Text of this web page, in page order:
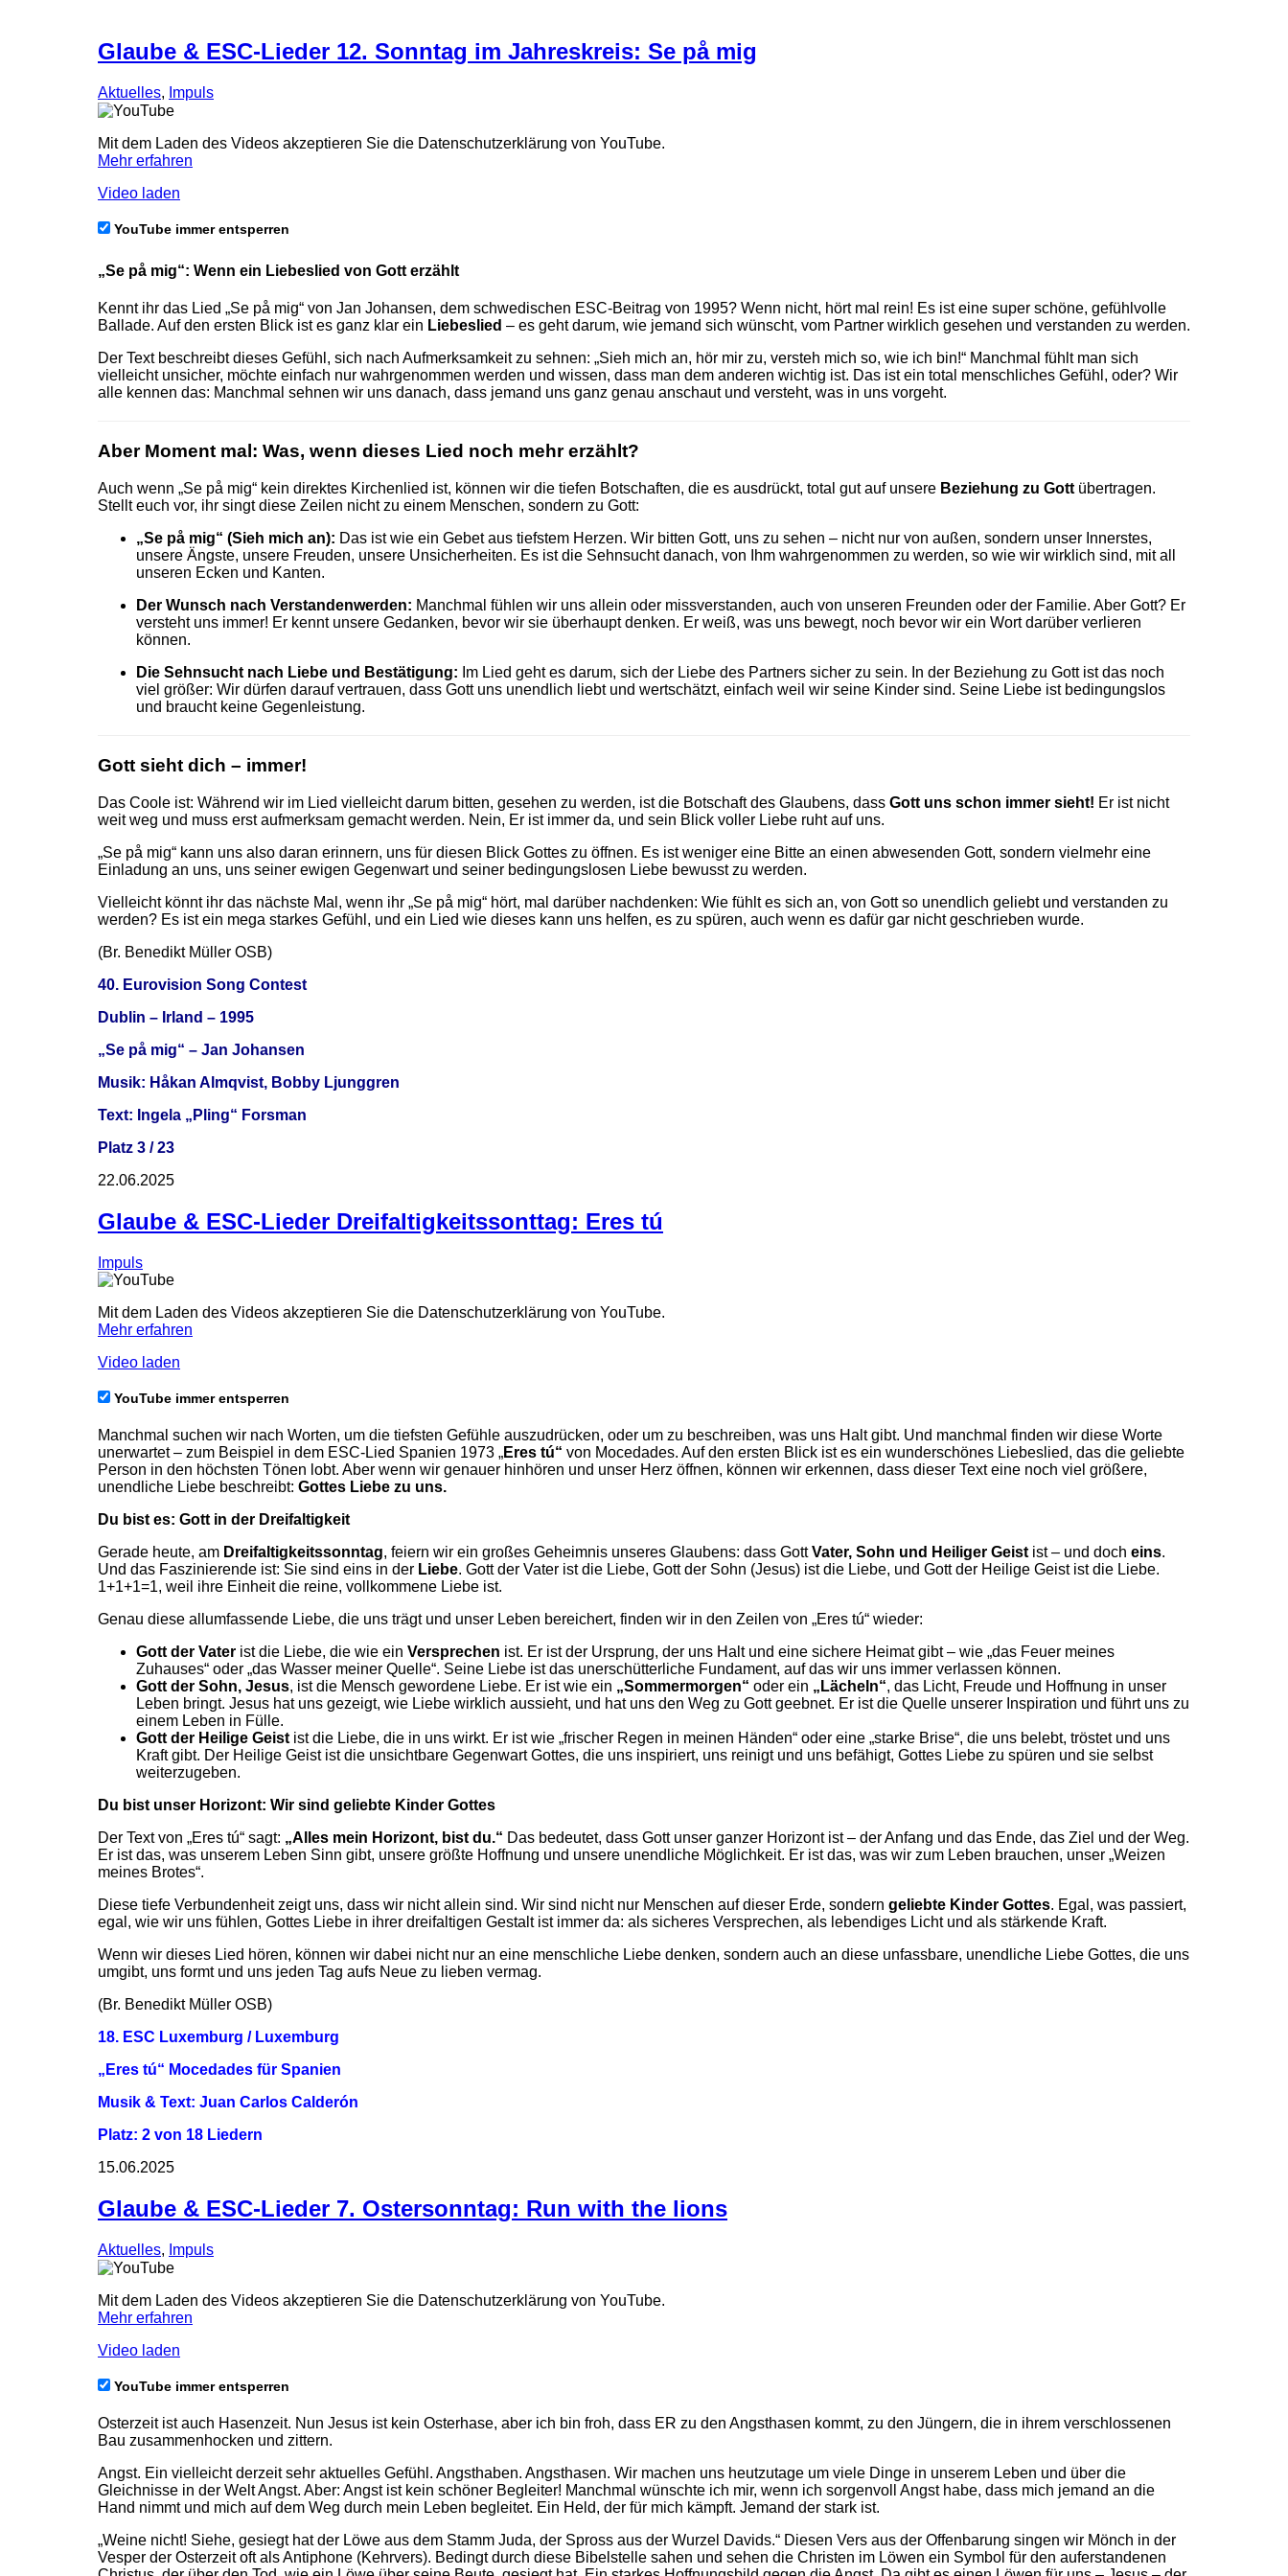
Glaube & ESC-Lieder 12. Sonntag im Jahreskreis: Se på mig
Aktuelles, Impuls
Mit dem Laden des Videos akzeptieren Sie die Datenschutzerklärung von YouTube.
Mehr erfahren
Video laden
YouTube immer entsperren
„Se på mig“: Wenn ein Liebeslied von Gott erzählt
Kennt ihr das Lied „Se på mig“ von Jan Johansen, dem schwedischen ESC-Beitrag von 1995? Wenn nicht, hört mal rein! Es ist eine super schöne, gefühlvolle
Ballade. Auf den ersten Blick ist es ganz klar ein Liebeslied – es geht darum, wie jemand sich wünscht, vom Partner wirklich gesehen und verstanden zu werden.
Der Text beschreibt dieses Gefühl, sich nach Aufmerksamkeit zu sehnen: „Sieh mich an, hör mir zu, versteh mich so, wie ich bin!“ Manchmal fühlt man sich
vielleicht unsicher, möchte einfach nur wahrgenommen werden und wissen, dass man dem anderen wichtig ist. Das ist ein total menschliches Gefühl, oder? Wir
alle kennen das: Manchmal sehnen wir uns danach, dass jemand uns ganz genau anschaut und versteht, was in uns vorgeht.
Aber Moment mal: Was, wenn dieses Lied noch mehr erzählt?
Auch wenn „Se på mig“ kein direktes Kirchenlied ist, können wir die tiefen Botschaften, die es ausdrückt, total gut auf unsere Beziehung zu Gott übertragen.
Stellt euch vor, ihr singt diese Zeilen nicht zu einem Menschen, sondern zu Gott:
„Se på mig“ (Sieh mich an): Das ist wie ein Gebet aus tiefstem Herzen. Wir bitten Gott, uns zu sehen – nicht nur von außen, sondern unser Innerstes,
unsere Ängste, unsere Freuden, unsere Unsicherheiten. Es ist die Sehnsucht danach, von Ihm wahrgenommen zu werden, so wie wir wirklich sind, mit all
unseren Ecken und Kanten.
Der Wunsch nach Verstandenwerden: Manchmal fühlen wir uns allein oder missverstanden, auch von unseren Freunden oder der Familie. Aber Gott? Er
versteht uns immer! Er kennt unsere Gedanken, bevor wir sie überhaupt denken. Er weiß, was uns bewegt, noch bevor wir ein Wort darüber verlieren
können.
Die Sehnsucht nach Liebe und Bestätigung: Im Lied geht es darum, sich der Liebe des Partners sicher zu sein. In der Beziehung zu Gott ist das noch
viel größer: Wir dürfen darauf vertrauen, dass Gott uns unendlich liebt und wertschätzt, einfach weil wir seine Kinder sind. Seine Liebe ist bedingungslos
und braucht keine Gegenleistung.
Gott sieht dich – immer!
Das Coole ist: Während wir im Lied vielleicht darum bitten, gesehen zu werden, ist die Botschaft des Glaubens, dass Gott uns schon immer sieht! Er ist nicht
weit weg und muss erst aufmerksam gemacht werden. Nein, Er ist immer da, und sein Blick voller Liebe ruht auf uns.
„Se på mig“ kann uns also daran erinnern, uns für diesen Blick Gottes zu öffnen. Es ist weniger eine Bitte an einen abwesenden Gott, sondern vielmehr eine
Einladung an uns, uns seiner ewigen Gegenwart und seiner bedingungslosen Liebe bewusst zu werden.
Vielleicht könnt ihr das nächste Mal, wenn ihr „Se på mig“ hört, mal darüber nachdenken: Wie fühlt es sich an, von Gott so unendlich geliebt und verstanden zu
werden? Es ist ein mega starkes Gefühl, und ein Lied wie dieses kann uns helfen, es zu spüren, auch wenn es dafür gar nicht geschrieben wurde.
(Br. Benedikt Müller OSB)
40. Eurovision Song Contest
Dublin – Irland – 1995
„Se på mig“ – Jan Johansen
Musik: Håkan Almqvist, Bobby Ljunggren
Text: Ingela „Pling“ Forsman
Platz 3 / 23
22.06.2025
Glaube & ESC-Lieder Dreifaltigkeitssonttag: Eres tú
Impuls
Mit dem Laden des Videos akzeptieren Sie die Datenschutzerklärung von YouTube.
Mehr erfahren
Video laden
YouTube immer entsperren
Manchmal suchen wir nach Worten, um die tiefsten Gefühle auszudrücken, oder um zu beschreiben, was uns Halt gibt. Und manchmal finden wir diese Worte
unerwartet – zum Beispiel in dem ESC-Lied Spanien 1973 „Eres tú“ von Mocedades. Auf den ersten Blick ist es ein wunderschönes Liebeslied, das die geliebte
Person in den höchsten Tönen lobt. Aber wenn wir genauer hinhören und unser Herz öffnen, können wir erkennen, dass dieser Text eine noch viel größere,
unendliche Liebe beschreibt: Gottes Liebe zu uns.
Du bist es: Gott in der Dreifaltigkeit
Gerade heute, am Dreifaltigkeitssonntag, feiern wir ein großes Geheimnis unseres Glaubens: dass GottVater, Sohn und Heiliger Geist ist – und doch eins.
Und das Faszinierende ist: Sie sind eins in der Liebe. Gott der Vater ist die Liebe, Gott der Sohn (Jesus) ist die Liebe, und Gott der Heilige Geist ist die Liebe.
1+1+1=1, weil ihre Einheit die reine, vollkommene Liebe ist.
Genau diese allumfassende Liebe, die uns trägt und unser Leben bereichert, finden wir in den Zeilen von „Eres tú“ wieder:
Gott der Vater ist die Liebe, die wie ein Versprechen ist. Er ist der Ursprung, der uns Halt und eine sichere Heimat gibt – wie „das Feuer meines
Zuhauses“ oder „das Wasser meiner Quelle“. Seine Liebe ist das unerschütterliche Fundament, auf das wir uns immer verlassen können.
Gott der Sohn, Jesus, ist die Mensch gewordene Liebe. Er ist wie ein „Sommermorgen“ oder ein „Lächeln“, das Licht, Freude und Hoffnung in unser
Leben bringt. Jesus hat uns gezeigt, wie Liebe wirklich aussieht, und hat uns den Weg zu Gott geebnet. Er ist die Quelle unserer Inspiration und führt uns zu
einem Leben in Fülle.
Gott der Heilige Geist ist die Liebe, die in uns wirkt. Er ist wie „frischer Regen in meinen Händen“ oder eine „starke Brise“, die uns belebt, tröstet und uns
Kraft gibt. Der Heilige Geist ist die unsichtbare Gegenwart Gottes, die uns inspiriert, uns reinigt und uns befähigt, Gottes Liebe zu spüren und sie selbst
weiterzugeben.
Du bist unser Horizont: Wir sind geliebte Kinder Gottes
Der Text von „Eres tú“ sagt: „Alles mein Horizont, bist du.“ Das bedeutet, dass Gott unser ganzer Horizont ist – der Anfang und das Ende, das Ziel und der Weg.
Er ist das, was unserem Leben Sinn gibt, unsere größte Hoffnung und unsere unendliche Möglichkeit. Er ist das, was wir zum Leben brauchen, unser „Weizen
meines Brotes“.
Diese tiefe Verbundenheit zeigt uns, dass wir nicht allein sind. Wir sind nicht nur Menschen auf dieser Erde, sondern geliebte Kinder Gottes. Egal, was passiert,
egal, wie wir uns fühlen, Gottes Liebe in ihrer dreifaltigen Gestalt ist immer da: als sicheres Versprechen, als lebendiges Licht und als stärkende Kraft.
Wenn wir dieses Lied hören, können wir dabei nicht nur an eine menschliche Liebe denken, sondern auch an diese unfassbare, unendliche Liebe Gottes, die uns
umgibt, uns formt und uns jeden Tag aufs Neue zu lieben vermag.
(Br. Benedikt Müller OSB)
18. ESC Luxemburg / Luxemburg
„Eres tú“ Mocedades für Spanien
Musik & Text: Juan Carlos Calderón
Platz: 2 von 18 Liedern
15.06.2025
Glaube & ESC-Lieder 7. Ostersonntag: Run with the lions
Aktuelles, Impuls
Mit dem Laden des Videos akzeptieren Sie die Datenschutzerklärung von YouTube.
Mehr erfahren
Video laden
YouTube immer entsperren
Osterzeit ist auch Hasenzeit. Nun Jesus ist kein Osterhase, aber ich bin froh, dass ER zu den Angsthasen kommt, zu den Jüngern, die in ihrem verschlossenen
Bau zusammenhocken und zittern.
Angst. Ein vielleicht derzeit sehr aktuelles Gefühl. Angsthaben. Angsthasen. Wir machen uns heutzutage um viele Dinge in unserem Leben und über die
Gleichnisse in der Welt Angst. Aber: Angst ist kein schöner Begleiter! Manchmal wünschte ich mir, wenn ich sorgenvoll Angst habe, dass mich jemand an die
Hand nimmt und mich auf dem Weg durch mein Leben begleitet. Ein Held, der für mich kämpft. Jemand der stark ist.
„Weine nicht! Siehe, gesiegt hat der Löwe aus dem Stamm Juda, der Spross aus der Wurzel Davids.“ Diesen Vers aus der Offenbarung singen wir Mönch in der
Vesper der Osterzeit oft als Antiphone (Kehrvers). Bedingt durch diese Bibelstelle sahen und sehen die Christen im Löwen ein Symbol für den auferstandenen